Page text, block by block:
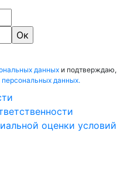
данных и подтверждаю,
персональных данных.
оценки условий